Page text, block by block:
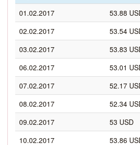
01.02.2017
53.88
02.02.2017
53.54
03.02.2017
53.83
06.02.2017
53.01
07.02.2017
52.17
08.02.2017
52.34
09.02.2017
53 USD
10.02.2017
53.86